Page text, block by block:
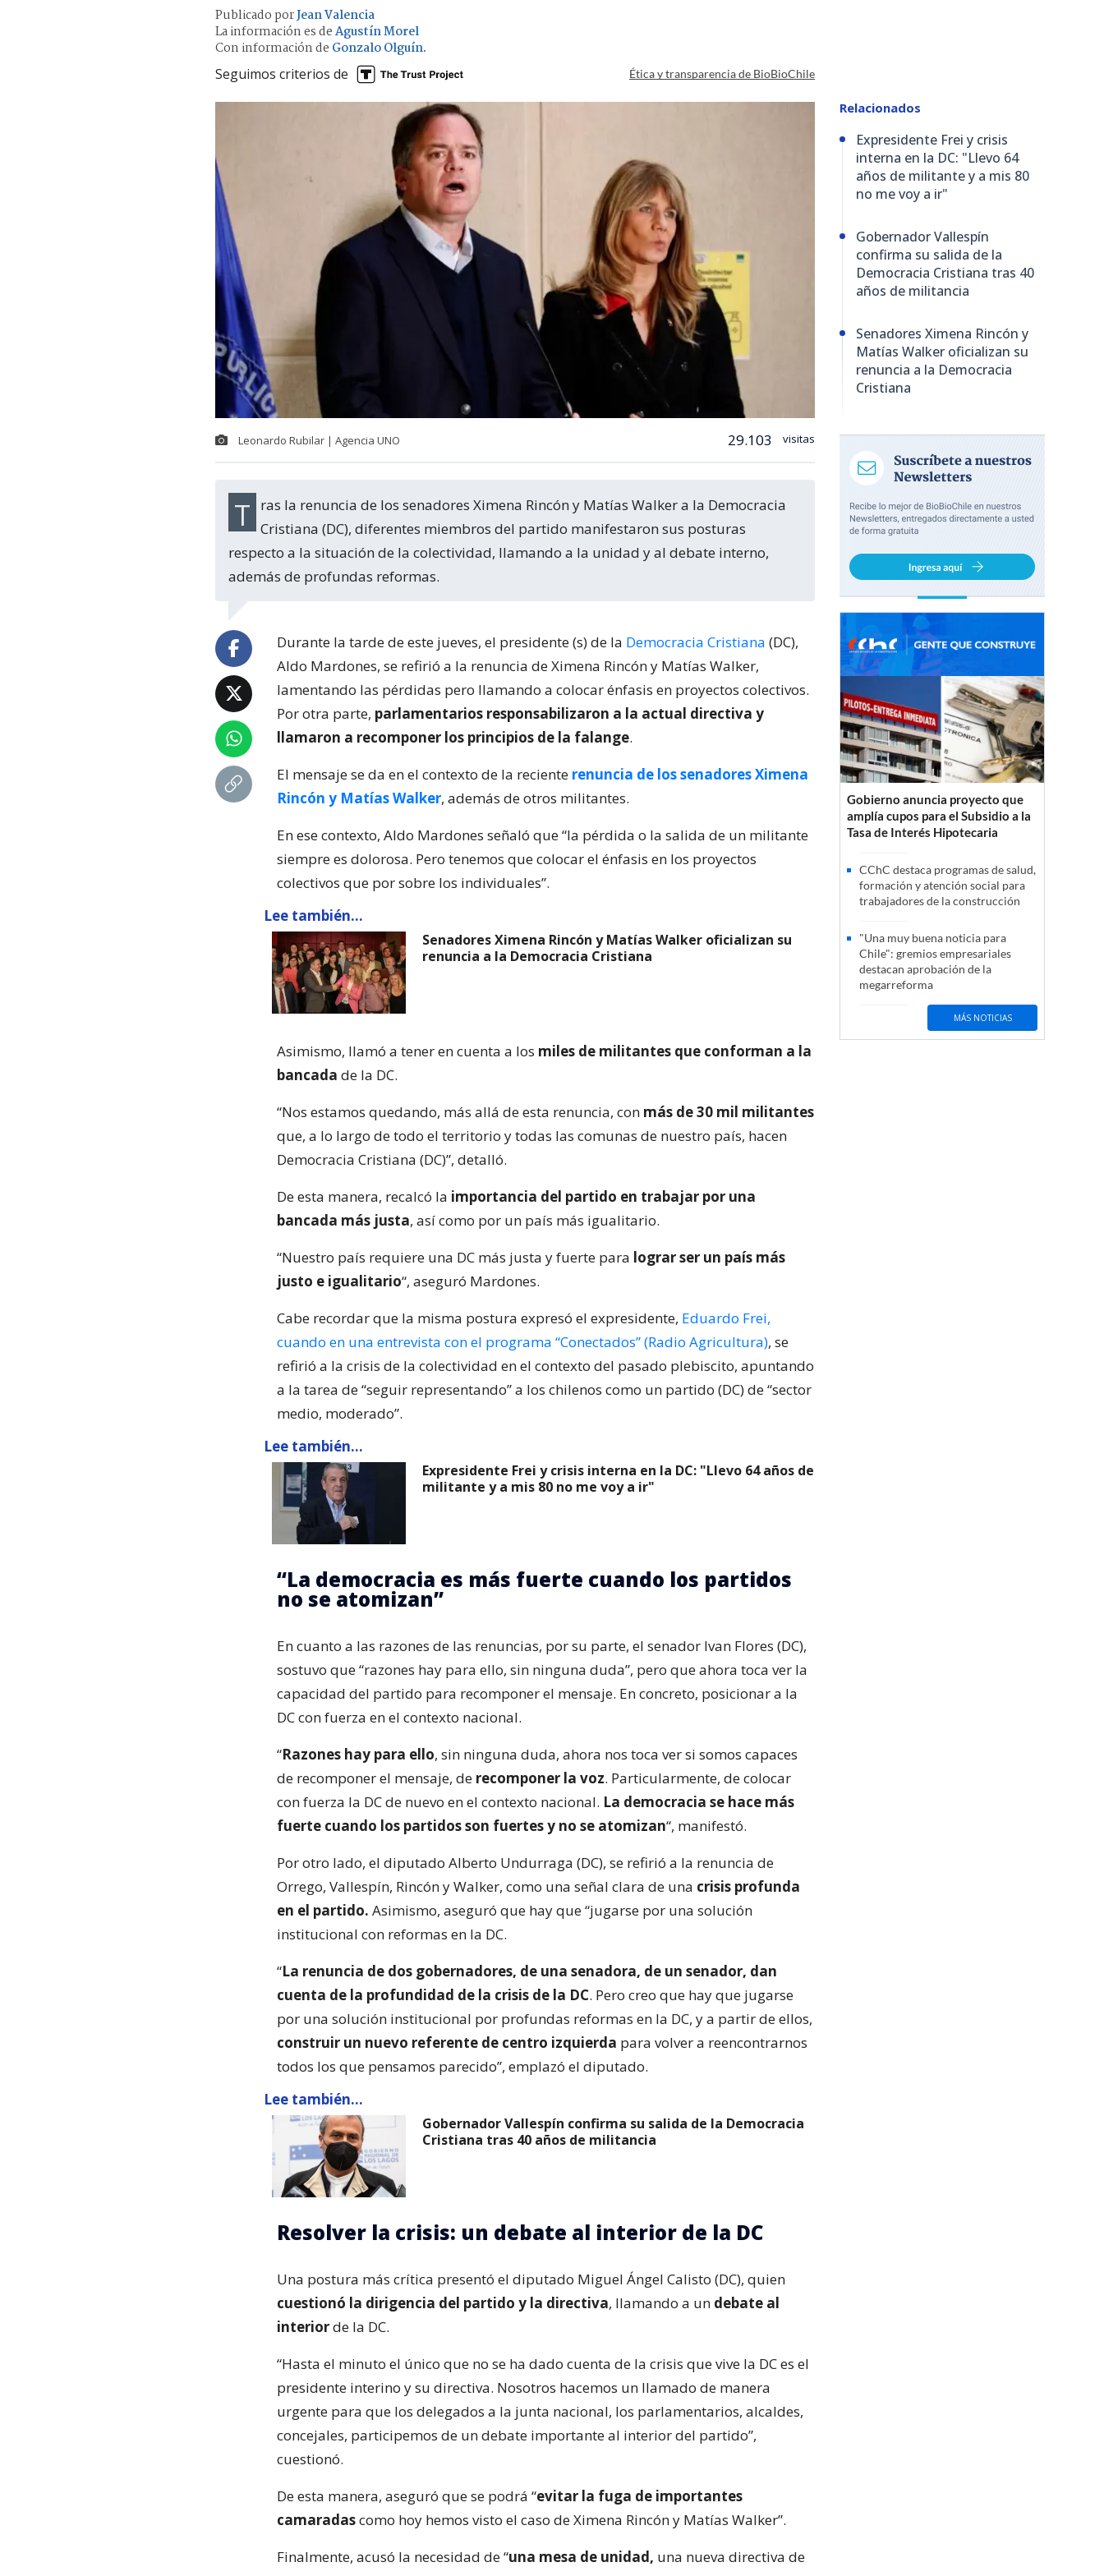
Publicado porJean Valencia
La información es deAgustín Morel
Con información de Gonzalo Olguín.
Seguimos criterios de Ética y transparencia de BioBioChile
Leonardo Rubilar | Agencia UNO 29.103 visitas
Tras la renuncia de los senadores Ximena Rincón y Matías Walker a la Democracia Cristiana (DC), diferentes miembros del partido manifestaron sus posturas
respecto a la situación de la colectividad, llamando a la unidad y al debate interno,
además de profundas reformas.
Durante la tarde de este jueves, el presidente (s) de la Democracia Cristiana (DC),
Aldo Mardones, se refirió a la renuncia de Ximena Rincón y Matías Walker,
lamentando las pérdidas pero llamando a colocar énfasis en proyectos colectivos.
Por otra parte, parlamentarios responsabilizaron a la actual directiva y
llamaron a recomponer los principios de la falange.
El mensaje se da en el contexto de la reciente renuncia de los senadores Ximena
Rincón y Matías Walker, además de otros militantes.
En ese contexto, Aldo Mardones señaló que “la pérdida o la salida de un militante
siempre es dolorosa. Pero tenemos que colocar el énfasis en los proyectos
colectivos que por sobre los individuales”.
Lee también...
Senadores Ximena Rincón y Matías Walker oficializan su
renuncia a la Democracia Cristiana
Asimismo, llamó a tener en cuenta a los miles de militantes que conforman a la
bancada de la DC.
“Nos estamos quedando, más allá de esta renuncia, con más de 30 mil militantes
que, a lo largo de todo el territorio y todas las comunas de nuestro país, hacen
Democracia Cristiana (DC)”, detalló.
De esta manera, recalcó la importancia del partido en trabajar por una
bancada más justa, así como por un país más igualitario.
“Nuestro país requiere una DC más justa y fuerte para lograr ser un país más
justo e igualitario“, aseguró Mardones.
Cabe recordar que la misma postura expresó el expresidente, Eduardo Frei,
cuando en una entrevista con el programa “Conectados” (Radio Agricultura), se
refirió a la crisis de la colectividad en el contexto del pasado plebiscito, apuntando
a la tarea de “seguir representando” a los chilenos como un partido (DC) de “sector
medio, moderado”.
Lee también...
Expresidente Frei y crisis interna en la DC: "Llevo 64 años de
militante y a mis 80 no me voy a ir"
“La democracia es más fuerte cuando los partidos
no se atomizan”
En cuanto a las razones de las renuncias, por su parte, el senador Ivan Flores (DC),
sostuvo que “razones hay para ello, sin ninguna duda”, pero que ahora toca ver la
capacidad del partido para recomponer el mensaje. En concreto, posicionar a la
DC con fuerza en el contexto nacional.
“Razones hay para ello, sin ninguna duda, ahora nos toca ver si somos capaces
de recomponer el mensaje, de recomponer la voz. Particularmente, de colocar
con fuerza la DC de nuevo en el contexto nacional. La democracia se hace más
fuerte cuando los partidos son fuertes y no se atomizan“, manifestó.
Por otro lado, el diputado Alberto Undurraga (DC), se refirió a la renuncia de
Orrego, Vallespín, Rincón y Walker, como una señal clara de una crisis profunda
en el partido. Asimismo, aseguró que hay que “jugarse por una solución
institucional con reformas en la DC.
“La renuncia de dos gobernadores, de una senadora, de un senador, dan
cuenta de la profundidad de la crisis de la DC. Pero creo que hay que jugarse
por una solución institucional por profundas reformas en la DC, y a partir de ellos,
construir un nuevo referente de centro izquierda para volver a reencontrarnos
todos los que pensamos parecido”, emplazó el diputado.
Lee también...
Gobernador Vallespín confirma su salida de la Democracia
Cristiana tras 40 años de militancia
Resolver la crisis: un debate al interior de la DC
Una postura más crítica presentó el diputado Miguel Ángel Calisto (DC), quien
cuestionó la dirigencia del partido y la directiva, llamando a un debate al
interiorde la DC.
“Hasta el minuto el único que no se ha dado cuenta de la crisis que vive la DC es el
presidente interino y su directiva. Nosotros hacemos un llamado de manera
urgente para que los delegados a la junta nacional, los parlamentarios, alcaldes,
concejales, participemos de un debate importante al interior del partido”,
cuestionó.
De esta manera, aseguró que se podrá “evitar la fuga de importantes
camaradascomo hoy hemos visto el caso de Ximena Rincón y Matías Walker”.
Finalmente, acusó la necesidad de “una mesa de unidad, una nueva directiva de
Relacionados
Expresidente Frei y crisis
interna en la DC: "Llevo 64
años de militante y a mis 80
no me voy a ir"
Gobernador Vallespín
confirma su salida de la
Democracia Cristiana tras 40
años de militancia
Senadores Ximena Rincón y
Matías Walker oficializan su
renuncia a la Democracia
Cristiana
Gobierno anuncia proyecto que
amplía cupos para el Subsidio a la
Tasa de Interés Hipotecaria
CChC destaca programas de salud,
formación y atención social para
trabajadores de la construcción
"Una muy buena noticia para
Chile": gremios empresariales
destacan aprobación de la
megarreforma
MÁS NOTICIAS